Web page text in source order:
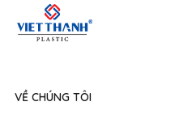
VỀ CHÚNG TÔI